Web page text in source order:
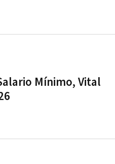
Mínimo, Vital